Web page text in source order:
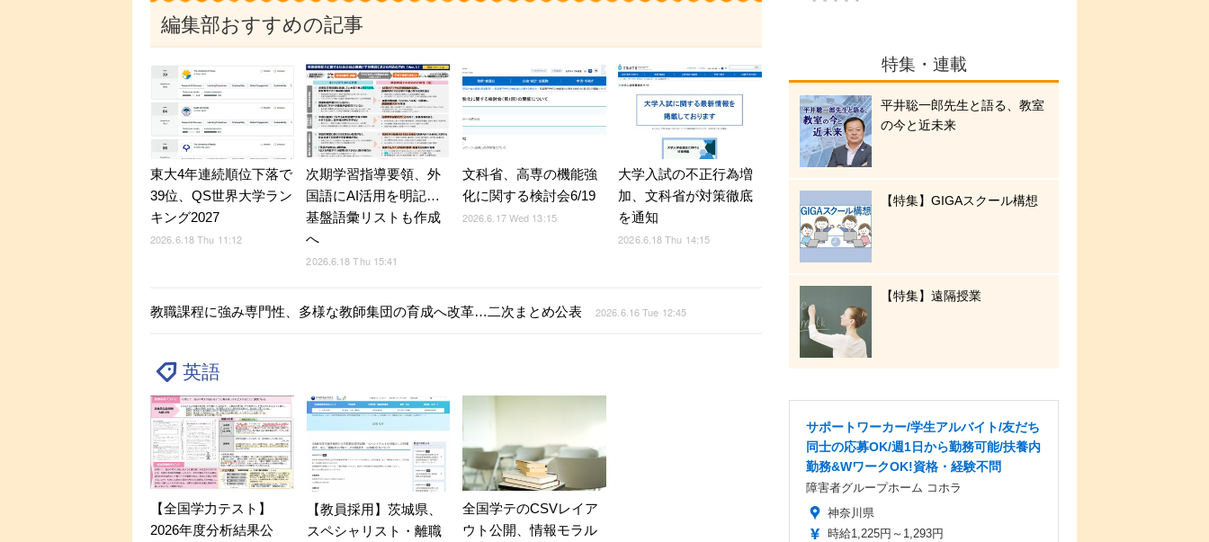
編集部おすすめの記事
東大4年連続順位下落で
39位、QS世界大学ラン
キング2027
2026.6.18 Thu 11:12
次期学習指導要領、外
国語にAI活用を明記…
基盤語彙リストも作成
へ
2026.6.18 Thu 15:41
文科省、高専の機能強
化に関する検討会6/19
2026.6.17 Wed 13:15
大学入試の不正行為増
加、文科省が対策徹底
を通知
2026.6.18 Thu 14:15
教職課程に強み専門性、多様な教師集団の育成へ改革…二次まとめ公表 2026.6.16 Tue 12:45
英語
【全国学力テスト】
2026年度分析結果公
【教員採用】茨城県、
スペシャリスト・離職
全国学テのCSVレイア
ウト公開、情報モラル
特集・連載
平井聡一郎先生と語る、教室
の今と近未来
【特集】GIGAスクール構想
【特集】遠隔授業
サポートワーカー/学生アルバイト/友だち
同士の応募OK/週1日から勤務可能/扶養内
勤務&WワークOK!資格・経験不問
障害者グループホーム コホラ
神奈川県
時給1,225円～1,293円